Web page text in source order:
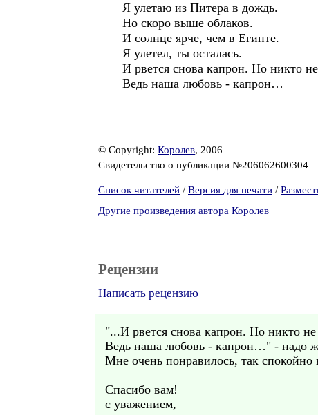
Я улетаю из Питера в дождь.
Но скоро выше облаков.
И солнце ярче, чем в Египте.
Я улетел, ты осталась.
И рвется снова капрон. Но никто
Ведь наша любовь - капрон…
© Copyright: Королев, 2006
Свидетельство о публикации №206062600304
Список читателей / Версия для печати /
Другие произведения автора Королев
Рецензии
Написать рецензию
"...И рвется снова капрон. Но никто
Ведь наша любовь - капрон…" - надо
Мне очень понравилось, так спокойно
Спасибо вам!
с уважением,